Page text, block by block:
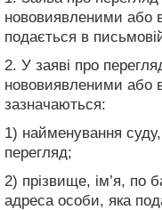
нововиявленими або
подається в
2. У заяві про
нововиявленими або
зазначаються:
1) найменування
перегляд;
2) прізвище, ім’я, по
адреса особи, яка